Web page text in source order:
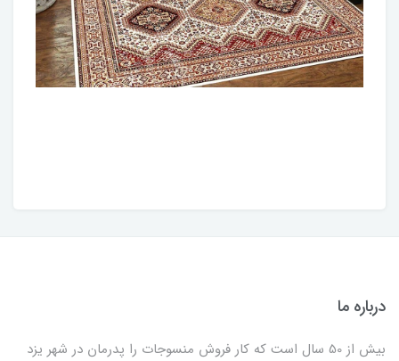
درباره ما
بیش از 50 سال است که کار فروش منسوجات را پدرمان در شهر یزد